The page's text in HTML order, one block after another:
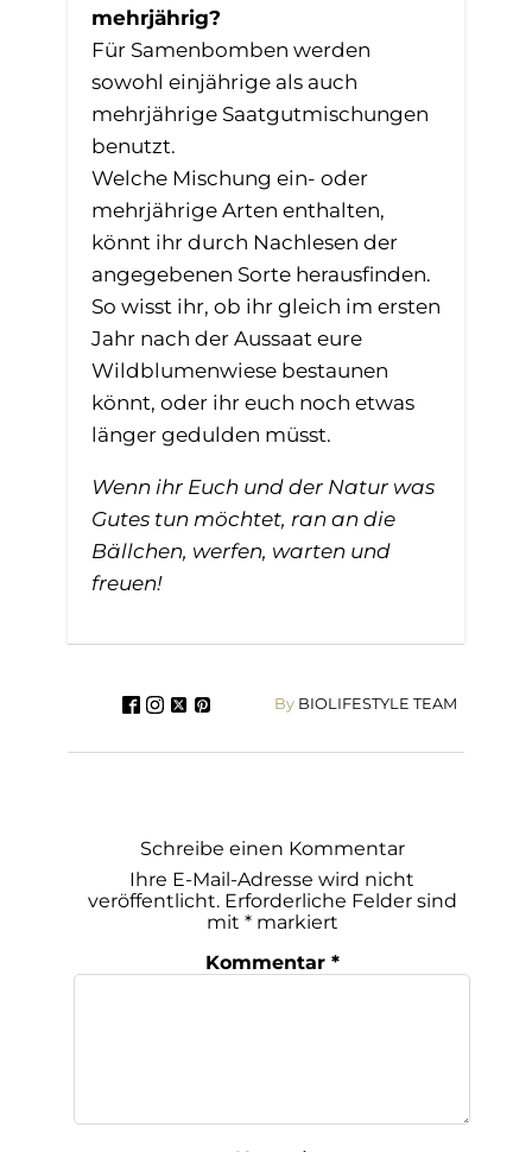
mehrjährig?
Für Samenbomben werden
sowohl einjährige als auch
mehrjährige Saatgutmischungen
benutzt.
Welche Mischung ein- oder
mehrjährige Arten enthalten,
könnt ihr durch Nachlesen der
angegebenen Sorte herausfinden.
So wisst ihr, ob ihr gleich im ersten
Jahr nach der Aussaat eure
Wildblumenwiese bestaunen
könnt, oder ihr euch noch etwas
länger gedulden müsst.
Wenn ihr Euch und der Natur was
Gutes tun möchtet, ran an die
Bällchen, werfen, warten und
freuen!
ByBIOLIFESTYLE TEAM
Schreibe einen Kommentar
Ihre E-Mail-Adresse wird nicht
veröffentlicht. Erforderliche Felder sind
mit *markiert
Kommentar *